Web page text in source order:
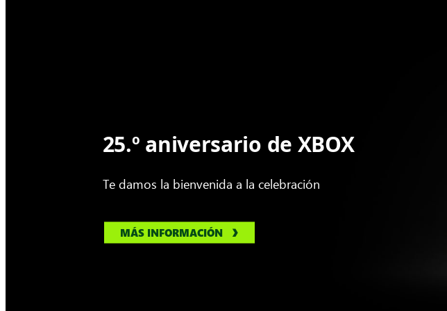
25.º aniversario de XBOX
Te damos la bienvenida a la celebración
MÁS INFORMACIÓN